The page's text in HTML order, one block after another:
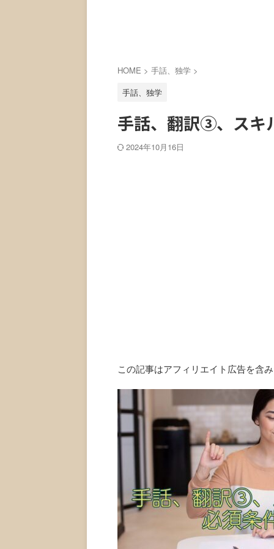
HOME > 手話、独学 >
手話、独学
手話、翻訳③、スキ
2024年10月16日
この記事はアフィリエイト広告を含